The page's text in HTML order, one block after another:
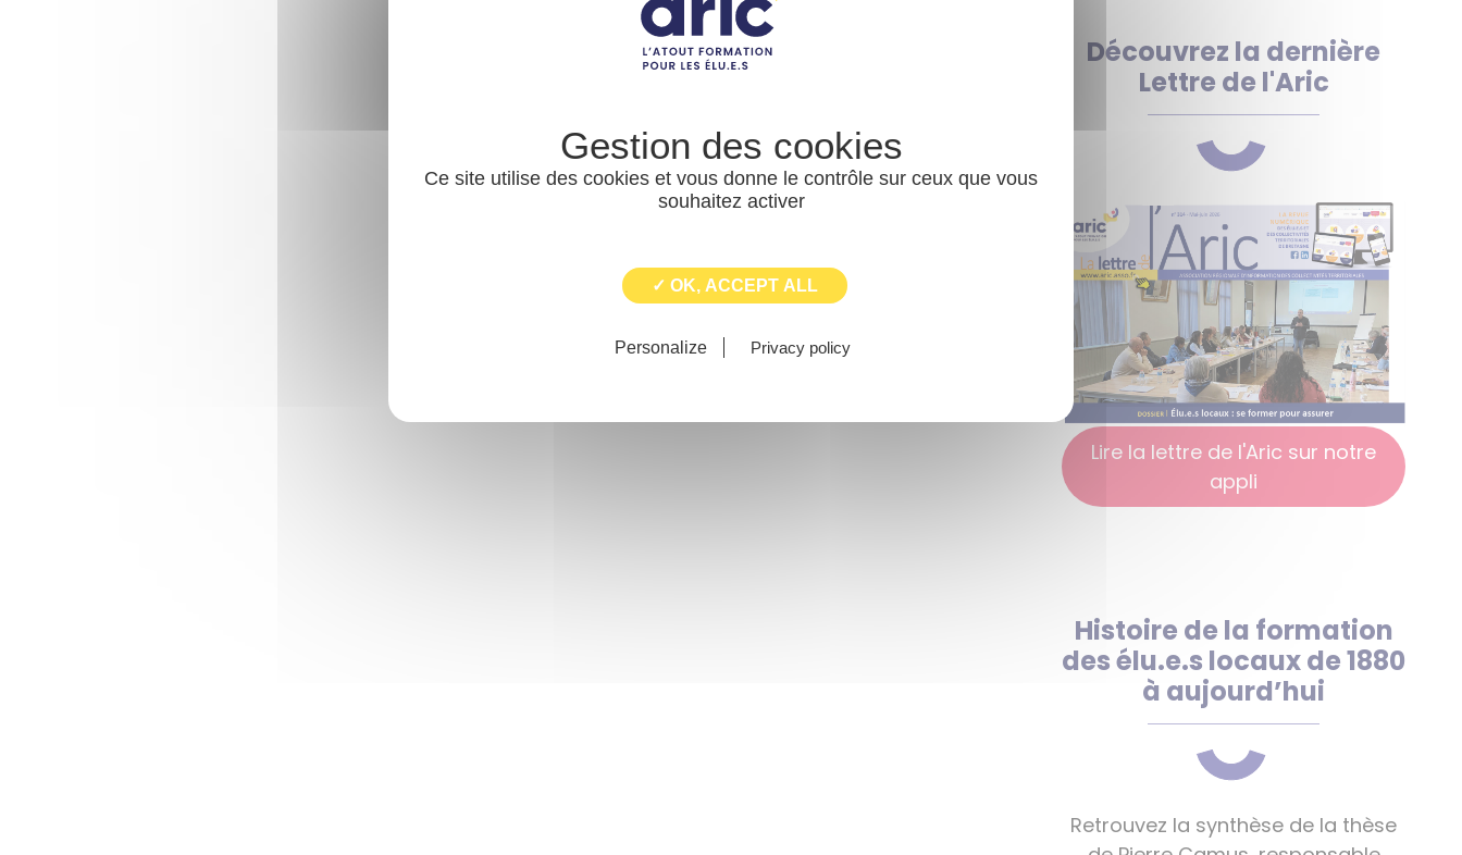
Découvrez la dernière
Lettre de l'Aric
Lire la lettre de l'Aric sur notre
appli
Histoire de la formation
des élu.e.s locaux de 1880
à aujourd’hui
Retrouvez la synthèse de la thèse
Ce site utilise des cookies et vous donne le contrôle sur ceux que vous
souhaitez activer
✓ OK, ACCEPT ALL
Personalize Privacy policy